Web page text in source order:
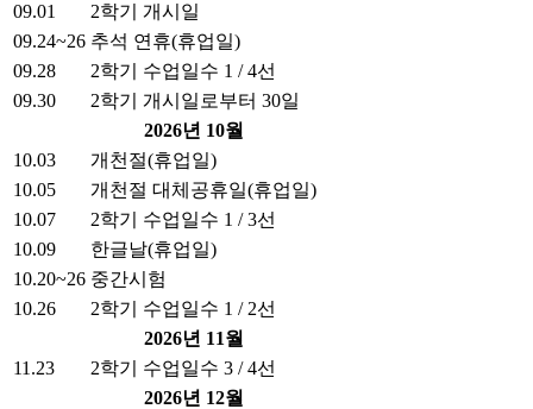
09.01
2학기 개시일
09.24~26 추석 연휴(휴업일)
09.28
2학기 수업일수 1 / 4선
09.30
2학기 개시일로부터 30일
2026년 10월
10.03
개천절(휴업일)
10.05
개천절 대체공휴일(휴업일)
10.07
2학기 수업일수 1 / 3선
10.09
한글날(휴업일)
10.20~26 중간시험
10.26
2학기 수업일수 1 / 2선
2026년 11월
11.23
2학기 수업일수 3 / 4선
2026년 12월